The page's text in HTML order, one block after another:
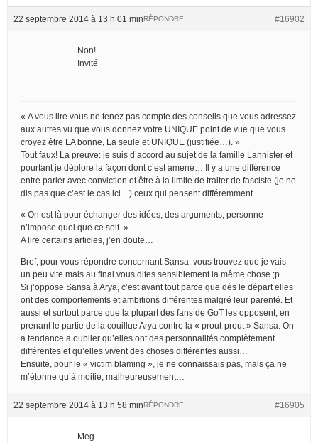
22 septembre 2014 à 13 h 01 min #16902
RÉPONDRE
Non!
Invité
« A vous lire vous ne tenez pas compte des conseils que vous adressez
aux autres vu que vous donnez votre UNIQUE point de vue que vous
croyez être LA bonne, La seule et UNIQUE (justifiée…). »
Tout faux! La preuve: je suis d’accord au sujet de la famille Lannister et
pourtant je déplore la façon dont c’est amené… Il y a une différence
entre parler avec conviction et être à la limite de traiter de fasciste (je ne
dis pas que c’est le cas ici…) ceux qui pensent différemment…
« On est là pour échanger des idées, des arguments, personne
n’impose quoi que ce soit. »
A lire certains articles, j’en doute…
Bref, pour vous répondre concernant Sansa: vous trouvez que je vais
un peu vite mais au final vous dites sensiblement la même chose ;p
Si j’oppose Sansa à Arya, c’est avant tout parce que dès le départ elles
ont des comportements et ambitions différentes malgré leur parenté. Et
aussi et surtout parce que la plupart des fans de GoT les opposent, en
prenant le partie de la couillue Arya contre la « prout-prout » Sansa. On
a tendance a oublier qu’elles ont des personnalités complètement
différentes et qu’elles vivent des choses différentes aussi…
Ensuite, pour le « victim blaming », je ne connaissais pas, mais ça ne
m’étonne qu’à moitié, malheureusement…
22 septembre 2014 à 13 h 58 min #16905
RÉPONDRE
Meg